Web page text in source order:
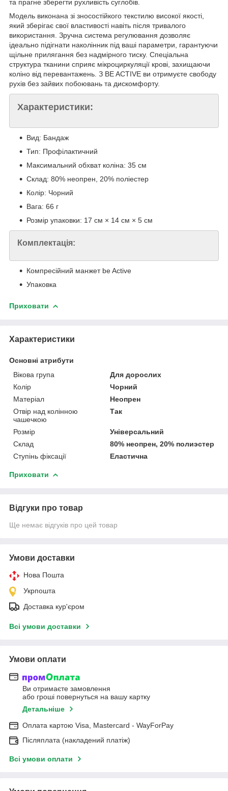
та прагне зберегти рухливість суглобів.
Модель виконана зі зносостійкого текстилю високої якості,
який зберігає свої властивості навіть після тривалого
використання. Зручна система регулювання дозволяє
ідеально підігнати наколінник під ваші параметри, гарантуючи
щільне прилягання без надмірного тиску. Спеціальна
структура тканини сприяє мікроциркуляції крові, захищаючи
коліно від перевантажень. З BE ACTIVE ви отримуєте свободу
рухів без зайвих побоювань та дискомфорту.
Характеристики:
Вид: Бандаж
Тип: Профілактичний
Максимальний обхват коліна: 35 см
Склад: 80% неопрен, 20% поліестер
Колір: Чорний
Вага: 66 г
Розмір упаковки: 17 см × 14 см × 5 см
Комплектація:
Компресійний манжет be Active
Упаковка
Приховати
Характеристики
Основні атрибути
Вікова група
Для дорослих
Колір
Чорний
Матеріал
Неопрен
Отвір над колінною
чашечкою
Так
Розмір
Універсальний
Склад
80% неопрен, 20% полиэстер
Ступінь фіксації
Еластична
Приховати
Відгуки про товар
Ще немає відгуків про цей товар
Умови доставки
Нова Пошта
Укрпошта
Доставка кур'єром
Всі умови доставки
Умови оплати
Ви отримаєте замовлення
або гроші повернуться на вашу картку
Детальніше
Оплата картою Visa, Mastercard - WayForPay
Післяплата (накладений платіж)
Всі умови оплати